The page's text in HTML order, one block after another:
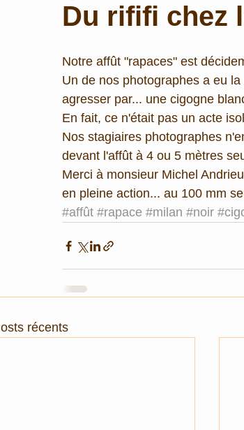
Du rififi chez
Notre affût "rapaces" est
Un de nos photographes a eu
agresser par... une cigogne
En fait, ce n'était pas un acte
Nos stagiaires photographes
devant l'affût à 4 ou 5 mètres
Merci à monsieur Michel
en pleine action... au 100 mm
#affût #rapace #milan #noir
récents